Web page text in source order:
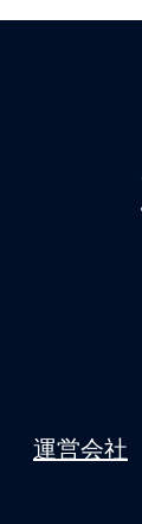
運営会社